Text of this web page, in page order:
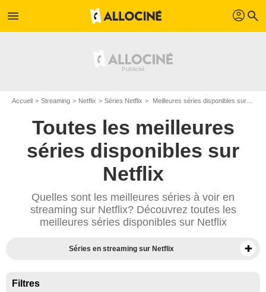
menu profil search
Accueil Streaming Netflix Séries Netflix Meilleures séries disponibles sur Netflix - Page 10
Toutes les meilleures
séries disponibles sur
Netflix
Quelles sont les meilleures séries à voir en
streaming sur Netflix? Découvrez toutes les
meilleures séries disponibles sur Netflix
Séries en streaming sur Netflix
Filtres